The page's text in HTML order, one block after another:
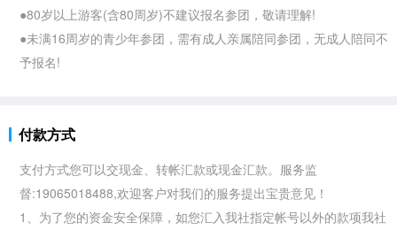
●80岁以上游客(含80周岁)不建议报名参团，敬请理解!
●未满16周岁的青少年参团，需有成人亲属陪同参团，无成人陪同不
予报名!
付款方式
支付方式您可以交现金、转帐汇款或现金汇款。服务监
督:19065018488,欢迎客户对我们的服务提出宝贵意见！
1、为了您的资金安全保障，如您汇入我社指定帐号以外的款项我社